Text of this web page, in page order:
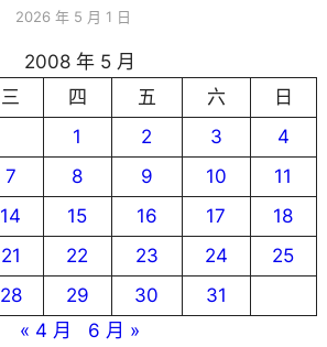
2026 年 5 月 1 日
2008 年 5 月
三 四 五 六
日
1
2 3
4
7 8 9 10
11
14 15 16 17
18
21 22 23 24
25
28 29 30
31
« 4 月
6 月 »